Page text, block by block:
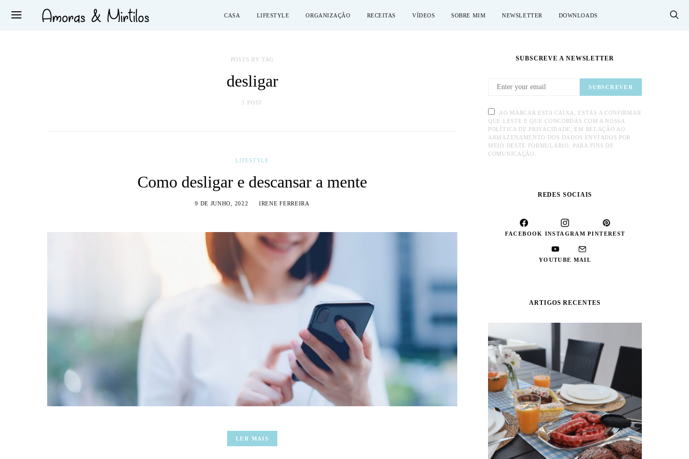
CASA LIFESTYLE ORGANIZAÇÃO RECEITAS VÍDEOS SOBRE MIM NEWSLETTER DOWNLOADS
POSTS BY TAG
desligar
1 POST
LIFESTYLE
Como desligar e descansar a mente
9 DE JUNHO, 2022 IRENE FERREIRA
LER MAIS
SUBSCREVE A NEWSLETTER
SUBSCREVER
AO MARCAR ESTA CAIXA, ESTÁS A CONFIRMAR
QUE LESTE E QUE CONCORDAS COM A NOSSA
POLÍTICA DE PRIVACIDADE, EM RELAÇÃO AO
ARMAZENAMENTO DOS DADOS ENVIADOS POR
MEIO DESTE FORMULÁRIO, PARA FINS DE
COMUNICAÇÃO.
REDES SOCIAIS
FACEBOOK INSTAGRAM PINTEREST
YOUTUBE MAIL
ARTIGOS RECENTES